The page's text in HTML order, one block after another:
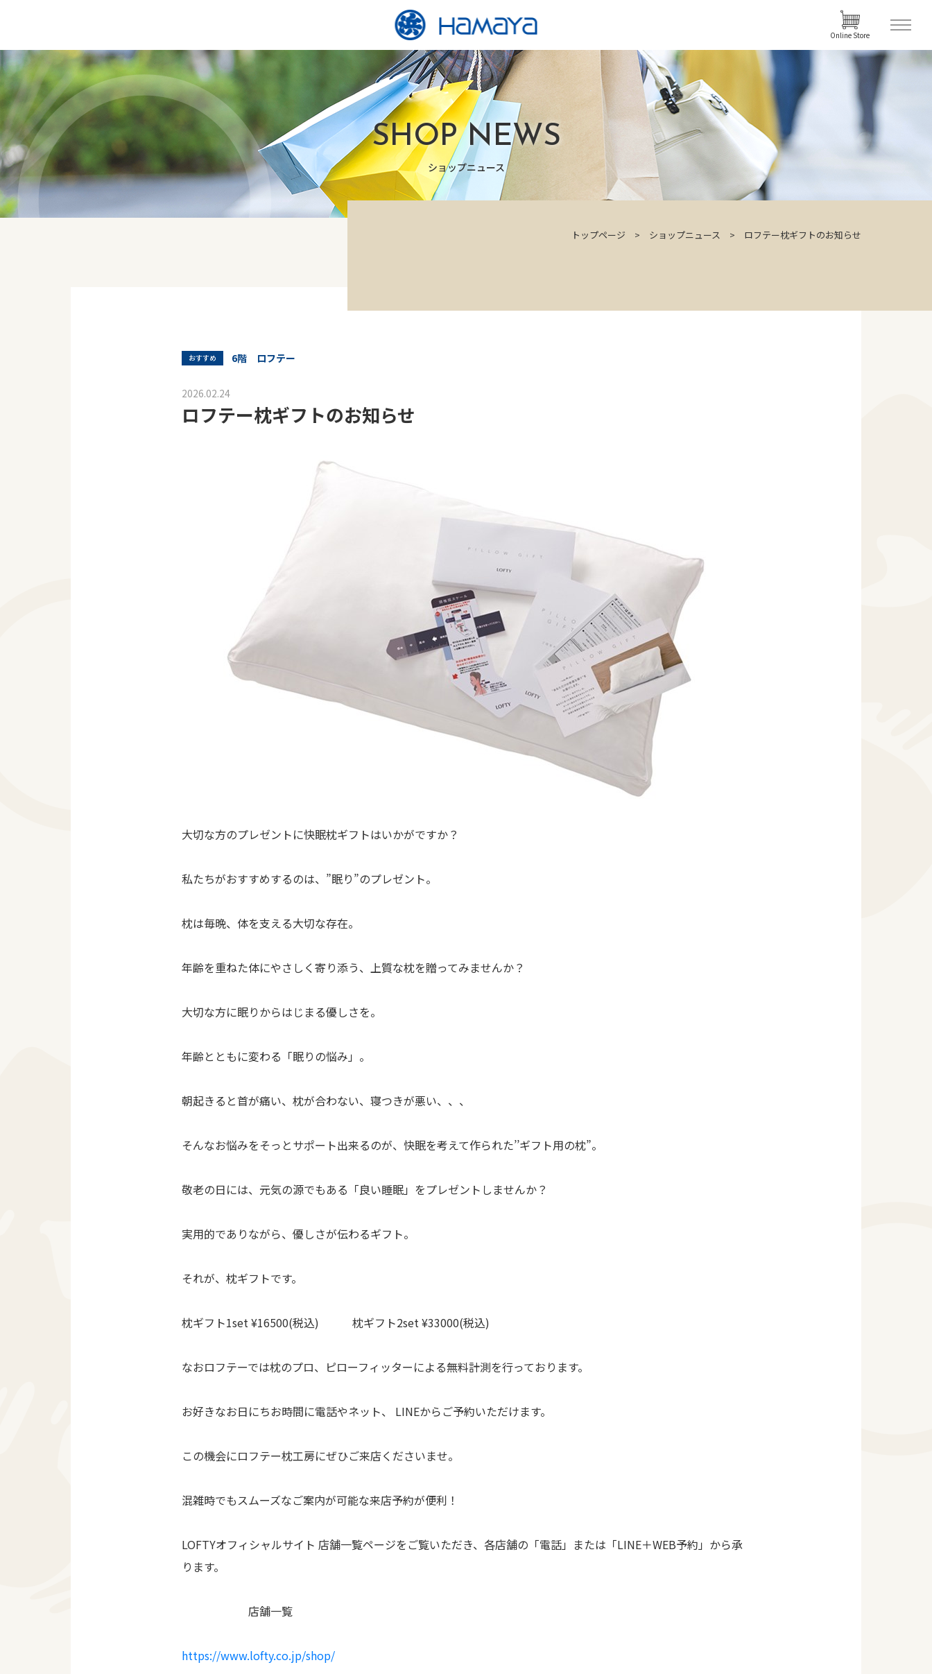
Online Store
SHOP NEWS
ショップニュース
トップページ ショップニュース ロフテー枕ギフトのお知らせ
おすすめ 6階 ロフテー
2026.02.24
ロフテー枕ギフトのお知らせ
大切な方のプレゼントに快眠枕ギフトはいかがですか？
私たちがおすすめするのは、”眠り”のプレゼント。
枕は毎晩、体を支える大切な存在。
年齢を重ねた体にやさしく寄り添う、上質な枕を贈ってみませんか？
大切な方に眠りからはじまる優しさを。
年齢とともに変わる「眠りの悩み」。
朝起きると首が痛い、枕が合わない、寝つきが悪い、、、
そんなお悩みをそっとサポート出来るのが、快眠を考えて作られた’’ギフト用の枕”。
敬老の日には、元気の源でもある「良い睡眠」をプレゼントしませんか？
実用的でありながら、優しさが伝わるギフト。
それが、枕ギフトです。
枕ギフト1set ¥16500(税込) 枕ギフト2set ¥33000(税込)
なおロフテーでは枕のプロ、ピローフィッターによる無料計測を行っております。
お好きなお日にちお時間に電話やネット、 LINEからご予約いただけます。
この機会にロフテー枕工房にぜひご来店くださいませ。
混雑時でもスムーズなご案内が可能な来店予約が便利！
LOFTYオフィシャルサイト 店舗一覧ページをご覧いただき、各店舗の「電話」または「LINE＋WEB予約」から承
ります。
店舗一覧
https://www.lofty.co.jp/shop/